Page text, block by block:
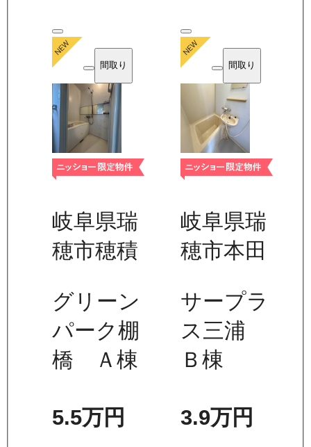
間取り
岐阜県瑞
穂市穂積
グリーン
パーク棚
橋 Ａ棟
5.5万円
間取り
岐阜県瑞
穂市本田
サープラ
ス三浦
Ｂ棟
3.9万円